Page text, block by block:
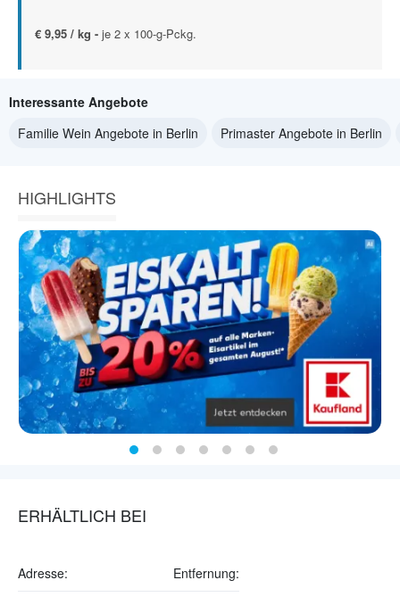
€ 9,95 / kg - je 2 x 100-g-Pckg.
Interessante Angebote
Familie Wein Angebote in Berlin
Primaster Angebote in Berlin
HIGHLIGHTS
ERHÄLTLICH BEI
Adresse: Entfernung: